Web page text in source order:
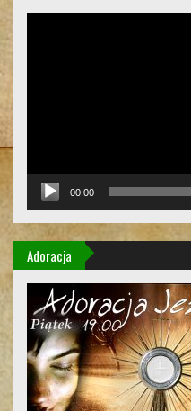
00:00
Adoracja